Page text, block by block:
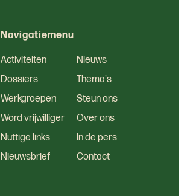
Navigatiemenu
Activiteiten
Nieuws
Dossiers
Thema's
Werkgroepen
Steun ons
Word vrijwilliger
Over ons
Nuttige links
In de pers
Nieuwsbrief
Contact